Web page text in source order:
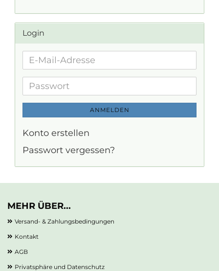
Login
E-
Adresse
Passwort
ANMELDEN
Konto erstellen
Passwort vergessen?
MEHR ÜBER...
Versand- & Zahlungsbedingungen
Kontakt
AGB
Privatsphäre und Datenschutz